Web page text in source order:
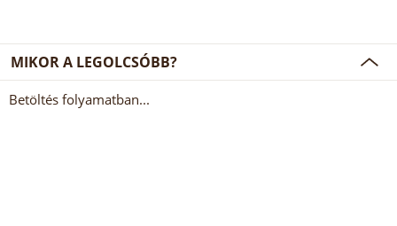
MIKOR A LEGOLCSÓBB?
Betöltés folyamatban...